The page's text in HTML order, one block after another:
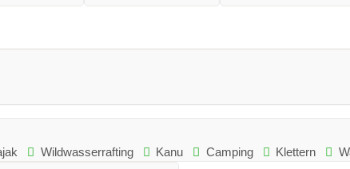
Wildwasserrafting Kanu Camping Klettern